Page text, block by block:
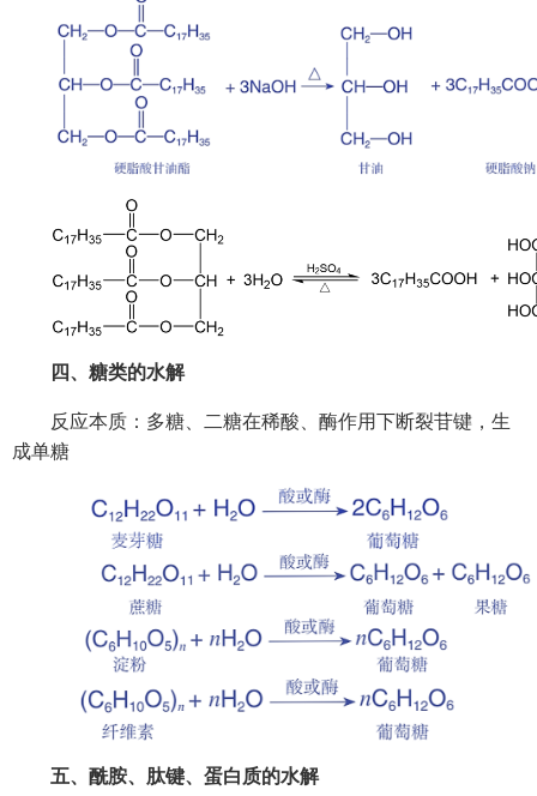
四、糖类的水解
反应本质：多糖、二糖在稀酸、酶作用下断裂苷键，生
成单糖
五、酰胺、肽键、蛋白质的水解